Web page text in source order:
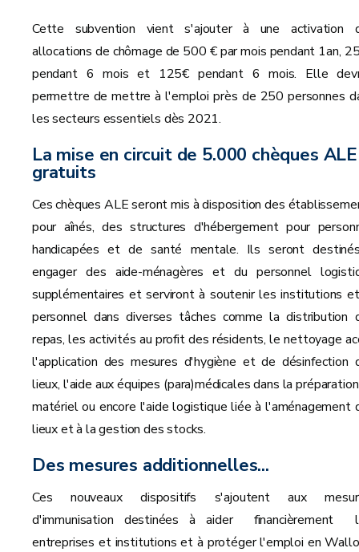
Cette subvention vient s'ajouter à une activation
allocations de chômage de 500 € par mois pendant 1an,
pendant 6 mois et 125€ pendant 6 mois. Elle
permettre de mettre à l'emploi près de 250 personnes
les secteurs essentiels dès 2021.
La mise en circuit de 5.000 chèques ALE
gratuits
Ces chèques ALE seront mis à disposition des
pour aînés, des structures d'hébergement pour
handicapées et de santé mentale. Ils seront
engager des aide-ménagères et du personnel
supplémentaires et serviront à soutenir les institutions
personnel dans diverses tâches comme la distribution
repas, les activités au profit des résidents, le nettoyage
l'application des mesures d'hygiène et de désinfection
lieux, l'aide aux équipes (para)médicales dans la
matériel ou encore l'aide logistique liée à l'aménagement
lieux et à la gestion des stocks.
Des mesures additionnelles...
Ces nouveaux dispositifs s'ajoutent aux
d'immunisation destinées à aider financièrement
entreprises et institutions et à protéger l'emploi en